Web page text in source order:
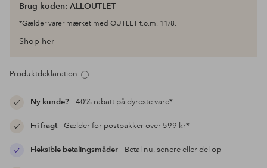
Brug koden: ALLOUTLET
*Gælder varer mærket med OUTLET t.o.m. 11/8.
Shop her
Produktdeklaration
Ny kunde?– 40% rabatt på dyreste vare*
Fri fragt– Gælder for postpakker over 599 kr*
Fleksible betalingsmåder– Betal nu, senere eller del op